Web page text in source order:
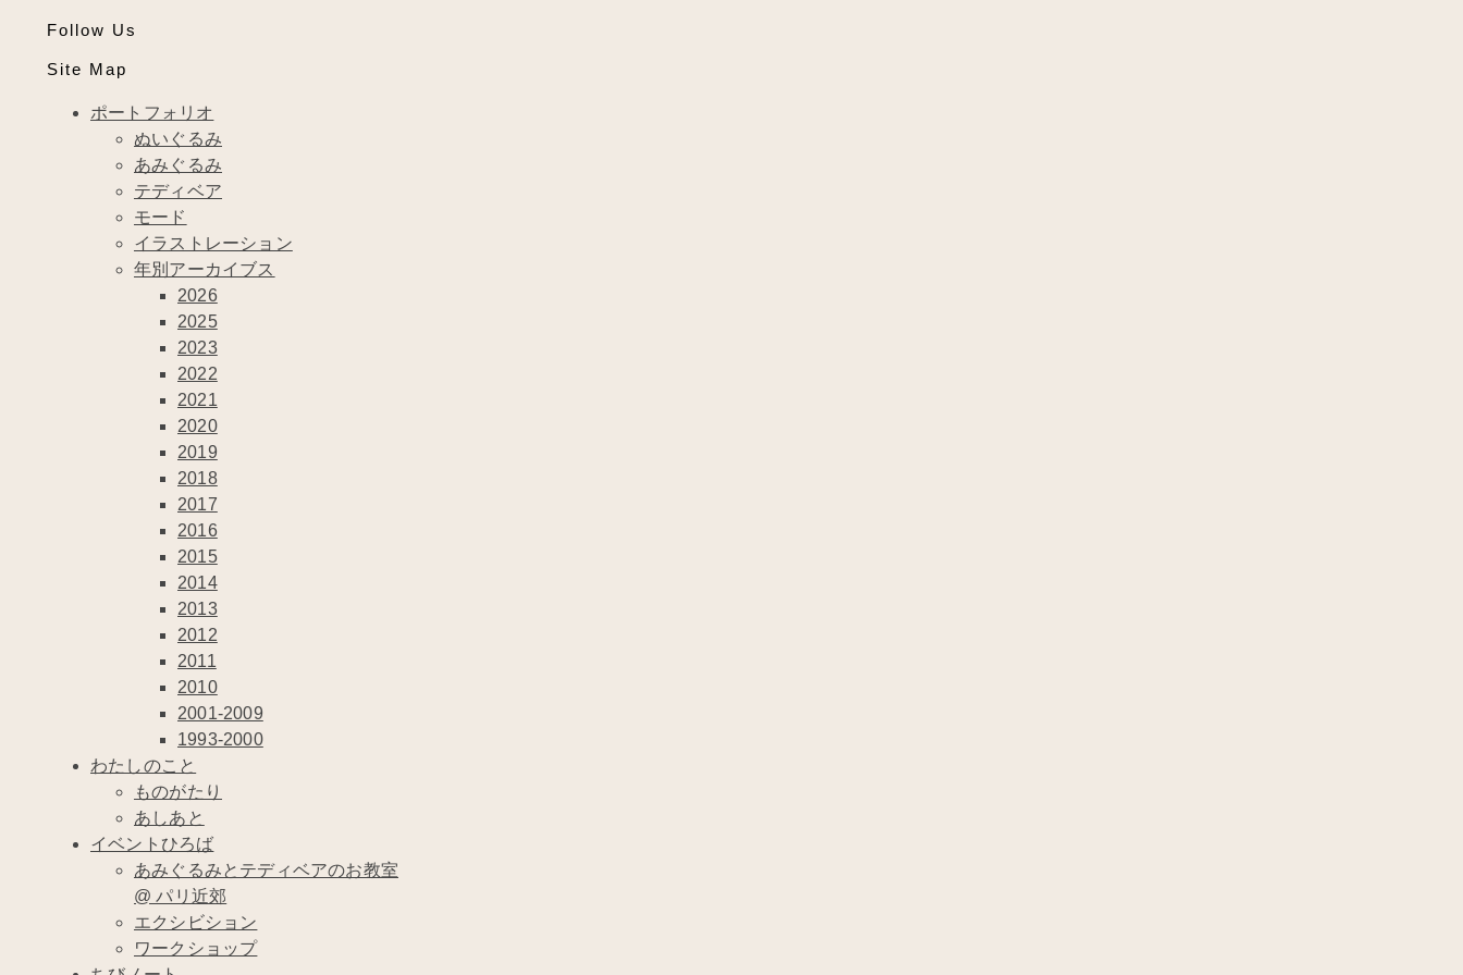
Follow Us
Site Map
ポートフォリオ
ぬいぐるみ
あみぐるみ
テディベア
モード
イラストレーション
年別アーカイブス
2026
2025
2023
2022
2021
2020
2019
2018
2017
2016
2015
2014
2013
2012
2011
2010
2001-2009
1993-2000
わたしのこと
ものがたり
あしあと
イベントひろば
あみぐるみとテディベアのお教室
@ パリ近郊
エクシビション
ワークショップ